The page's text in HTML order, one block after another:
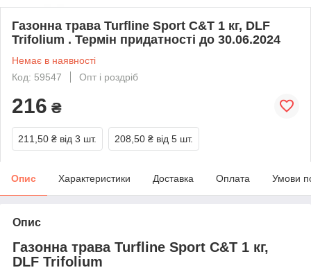
Газонна трава Turfline Sport C&T 1 кг, DLF
Trifolium . Термін придатності до 30.06.2024
Немає в наявності
Код: 59547
Опт і роздріб
216 ₴
211,50 ₴ від 3 шт. 208,50 ₴ від 5 шт.
Опис Характеристики Доставка Оплата Умови
Опис
Газонна трава Turfline Sport C&T 1 кг,
DLF Trifolium